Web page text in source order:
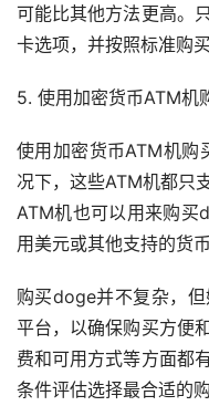
可能比其他方法更高。
卡选项，并按照标准购
5. 使用加密货币ATM机
使用加密货币ATM机购
况下，这些ATM机都只
ATM机也可以用来购买
用美元或其他支持的货
购买doge并不复杂，
平台，以确保购买方便
费和可用方式等方面都
条件评估选择最合适的购